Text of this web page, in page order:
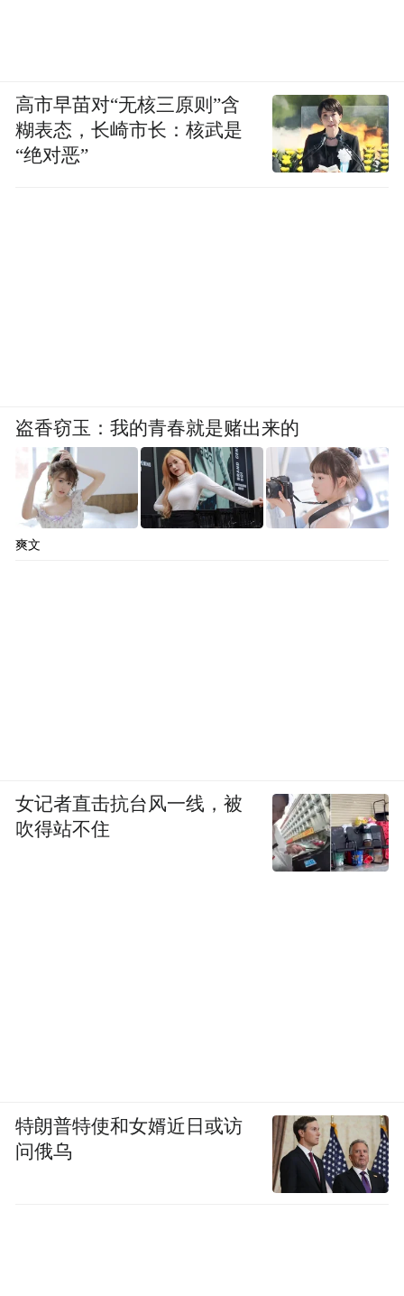
高市早苗对“无核三原则”含
糊表态，长崎市长：核武是
“绝对恶”
盗香窃玉：我的青春就是赌出来的
爽文
女记者直击抗台风一线，被
吹得站不住
特朗普特使和女婿近日或访
问俄乌